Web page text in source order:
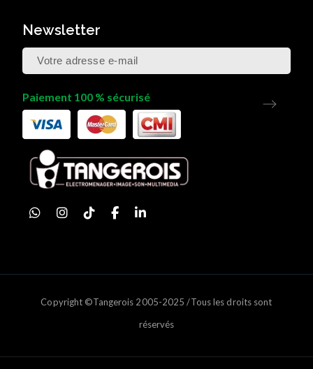
Newsletter
Paiement 100 % sécurisé
Copyright ©Tangerois 2005-2025 /Tous les droits sont
réservés